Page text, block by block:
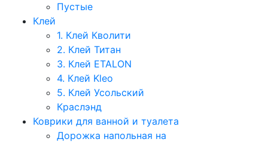
Пустые
Клей
1. Клей Кволити
2. Клей Титан
3. Клей ETALON
4. Клей Kleo
5. Клей Усольский
Краслэнд
Коврики для ванной и туалета
Дорожка напольная на